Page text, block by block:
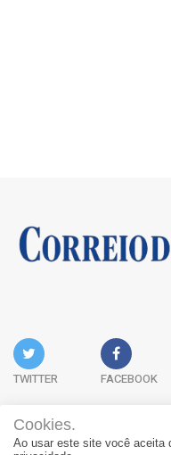
TWITTER FACEBOOK
Acervo Digital
Cookies.
Ao usar este site você aceita